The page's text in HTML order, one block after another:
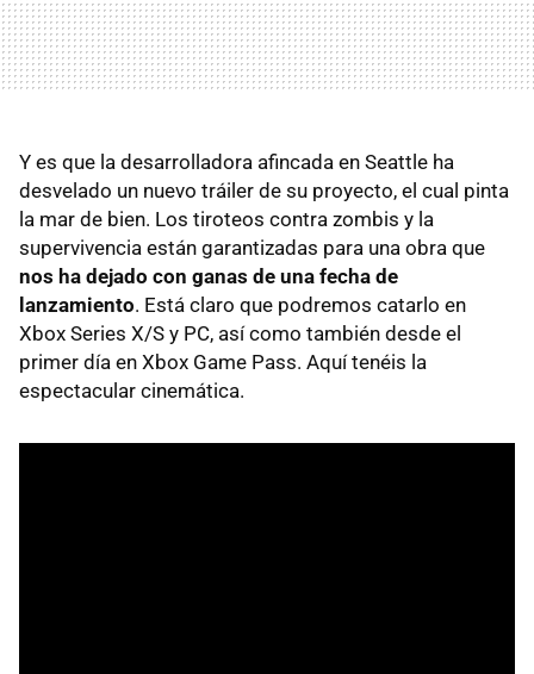
Y es que la desarrolladora afincada en Seattle ha
desvelado un nuevo tráiler de su proyecto, el cual pinta
la mar de bien. Los tiroteos contra zombis y la
supervivencia están garantizadas para una obra que
nos ha dejado con ganas de una fecha de
lanzamiento. Está claro que podremos catarlo en
Xbox Series X/S y PC, así como también desde el
primer día en Xbox Game Pass. Aquí tenéis la
espectacular cinemática.